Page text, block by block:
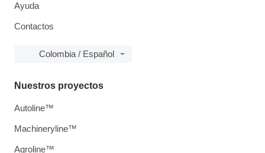
Ayuda
Contactos
Colombia / Español
Nuestros proyectos
Autoline™
Machineryline™
Agroline™